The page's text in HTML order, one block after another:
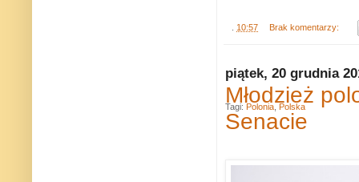
10:57 Brak komentarzy:
piątek, 20 grudnia
Młodzież
Senacie
Tagi: Polonia Polska